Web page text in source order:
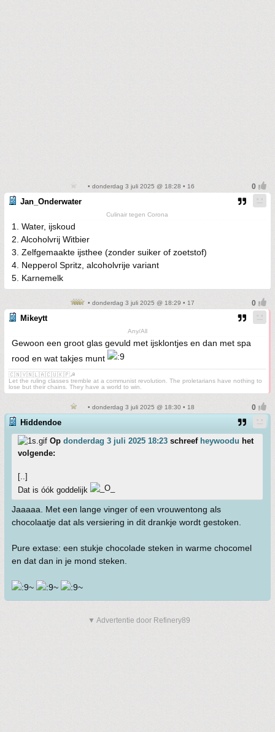
• donderdag 3 juli 2025 @ 18:28 • 16
Jan_Onderwater
Culinair tegen Corona
1. Water, ijskoud
2. Alcoholvrij Witbier
3. Zelfgemaakte ijsthee (zonder suiker of zoetstof)
4. Nepperol Spritz, alcoholvrije variant
5. Karnemelk
• donderdag 3 juli 2025 @ 18:29 • 17
Mikeytt
Any/All
Gewoon een groot glas gevuld met ijsklontjes en dan met spa
rood en wat takjes munt
🇨🇳🇻🇳🇱🇦🇨🇺🇰🇵☭
Let the ruling classes tremble at a communist revolution. The proletarians have nothing to
lose but their chains. They have a world to win.
• donderdag 3 juli 2025 @ 18:30 • 18
Hiddendoe
Op donderdag 3 juli 2025 18:23 schreef heywoodu het
volgende:
[..]
Dat is óók goddelijk
Jaaaaa. Met een lange vinger of een vrouwentong als
chocolaatje dat als versiering in dit drankje wordt gestoken.
Pure extase: een stukje chocolade steken in warme chocomel
en dat dan in je mond steken.
▼ Advertentie door Refinery89